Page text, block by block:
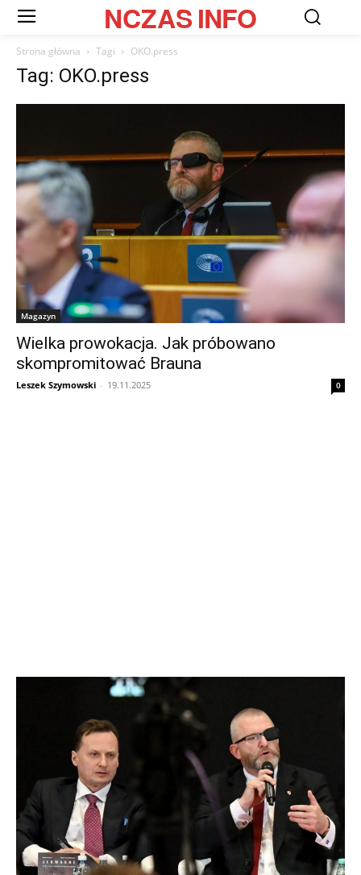
NCZASINFO
Strona główna Tagi OKO.press
Tag: OKO.press
Magazyn
Wielka prowokacja. Jak próbowano
skompromitować Brauna
Leszek Szymowski - 19.11.2025 0